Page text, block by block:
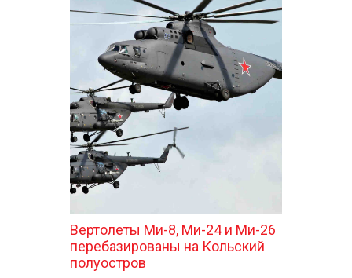
Вертолеты Ми-8, Ми-24 и Ми-26
перебазированы на Кольский
полуостров